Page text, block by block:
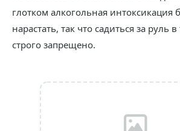
глотком алкогольная интоксикация
нарастать, так что садиться за руль
строго запрещено.